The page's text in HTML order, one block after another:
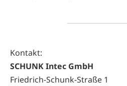
Kontakt:
SCHUNK Intec GmbH
Friedrich-Schunk-Straße 1